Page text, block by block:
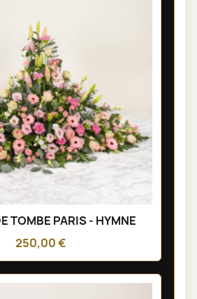
TOMBE PARIS - HYMNE
250,00 €